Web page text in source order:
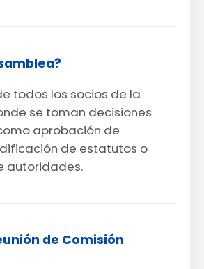
todos los socios de la
se toman decisiones
aprobación de
de estatutos o
autoridades.
de Comisión